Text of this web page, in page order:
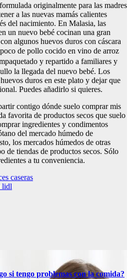
originalmente para las madres
a las nuevas mamás calientes
del nacimiento. En Malasia, las
un nuevo bebé cocinan una gran
algunos huevos duros con cáscara
de pollo cocido en vino de arroz
y repartido a familiares y
la llegada del nuevo bebé. Los
duros en este plato y dejar que
Puedes añadirlo si quieres.
contigo dónde suelo comprar mis
favorita de productos secos que suelo
ingredientes y condimentos
del mercado húmedo de
los mercados húmedos de otras
de tiendas de productos secos. Sólo
a tu conveniencia.
caseras
lidl
si tengo problemas con la comida?